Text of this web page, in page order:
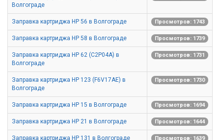
Волгограде
Заправка картриджа HP 56 в Волгограде Просмотров: 1743
Заправка картриджа HP 58 в Волгограде Просмотров: 1739
Заправка картриджа HP 62 (C2P04A) в
Волгограде
Просмотров: 1731
Заправка картриджа HP 123 (F6V17AE) в
Волгограде
Просмотров: 1730
Заправка картриджа HP 15 в Волгограде Просмотров: 1694
Заправка картриджа HP 21 в Волгограде Просмотров: 1644
Заправка картриджа HP 131 в Волгограде Просмотров: 1639